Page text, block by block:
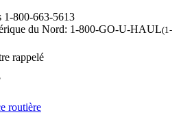
1-800-663-5613
du Nord: 1-800-GO-U-HAUL(1-
rappelé
routière